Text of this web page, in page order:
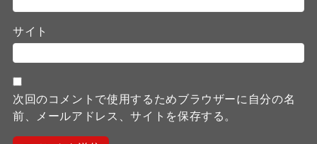
サイト
次回のコメントで使用するためブラウザーに自分の名
前、メールアドレス、サイトを保存する。